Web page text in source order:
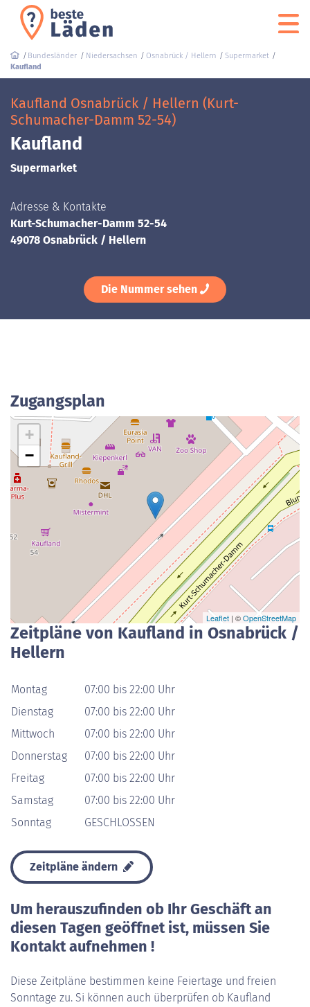
Bundesländer Niedersachsen Osnabrück / Hellern
Supermarket
Kaufland
Kaufland Osnabrück / Hellern (Kurt-
Schumacher-Damm 52-54)
Kaufland
Supermarket
Adresse & Kontakte
Kurt-Schumacher-Damm 52-54
49078 Osnabrück / Hellern
Die Nummer sehen
Zugangsplan
+
−
Leaflet | ©OpenStreetMap
Zeitpläne von Kaufland in Osnabrück /
Hellern
Montag
07:00 bis 22:00 Uhr
Dienstag
07:00 bis 22:00 Uhr
Mittwoch
07:00 bis 22:00 Uhr
Donnerstag
07:00 bis 22:00 Uhr
Freitag
07:00 bis 22:00 Uhr
Samstag
07:00 bis 22:00 Uhr
Sonntag
GESCHLOSSEN
Zeitpläne ändern
Um herauszufinden ob Ihr Geschäft an
diesen Tagen geöffnet ist, müssen Sie
Kontakt aufnehmen !
Diese Zeitpläne bestimmen keine Feiertage und freien
Sonntage zu. Si können auch überprüfen ob Kaufland